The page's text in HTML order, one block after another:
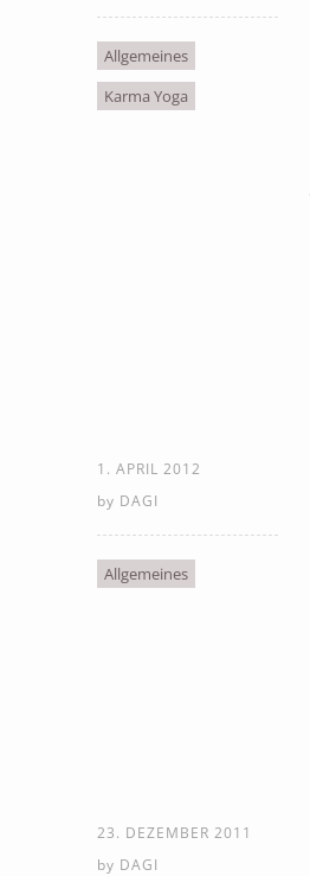
Allgemeines
Karma Yoga
1. APRIL 2012
by DAGI
Allgemeines
23. DEZEMBER 2011
by DAGI